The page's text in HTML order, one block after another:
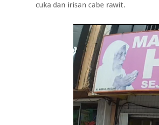
cuka dan irisan cabe rawit.